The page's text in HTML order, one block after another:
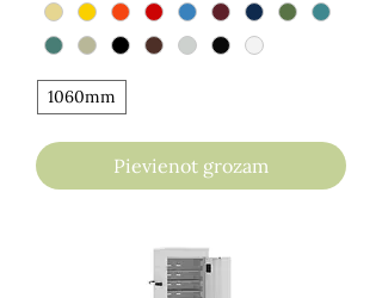
1060mm
Pievienot grozam